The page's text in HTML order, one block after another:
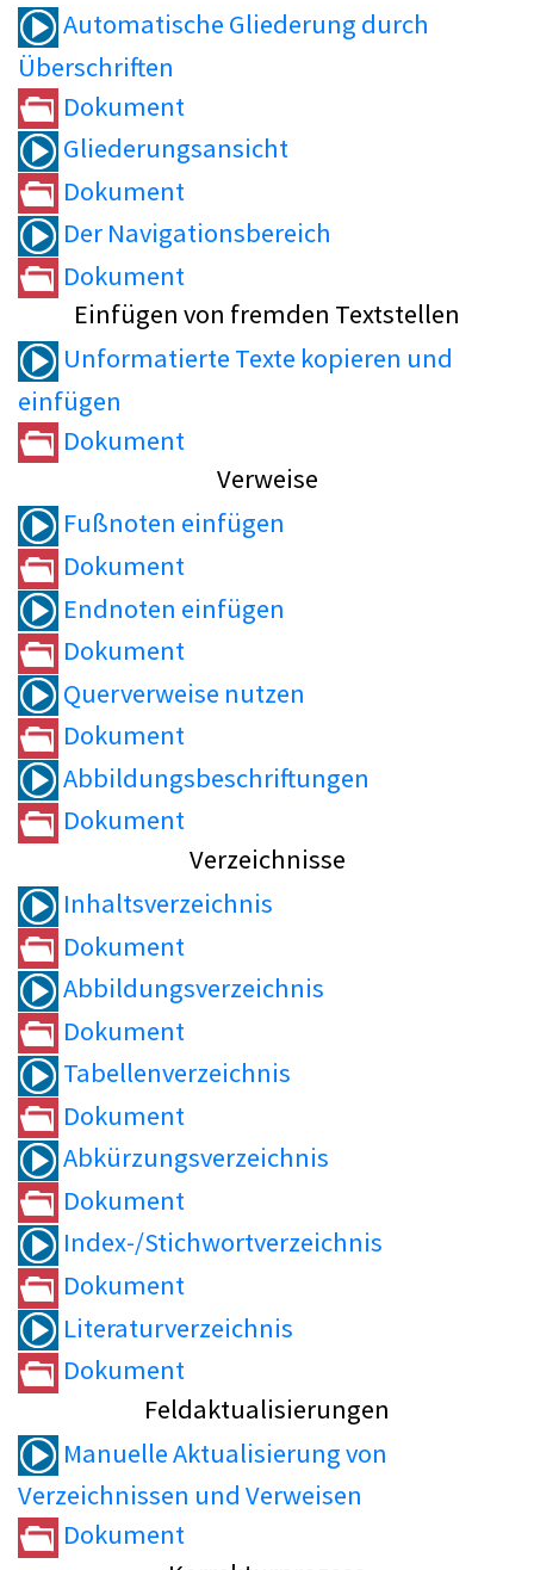
Automatische Gliederung durch
Überschriften
Dokument
Gliederungsansicht
Dokument
Der Navigationsbereich
Dokument
Einfügen von fremden Textstellen
Unformatierte Texte kopieren und
einfügen
Dokument
Verweise
Fußnoten einfügen
Dokument
Endnoten einfügen
Dokument
Querverweise nutzen
Dokument
Abbildungsbeschriftungen
Dokument
Verzeichnisse
Inhaltsverzeichnis
Dokument
Abbildungsverzeichnis
Dokument
Tabellenverzeichnis
Dokument
Abkürzungsverzeichnis
Dokument
Index-/Stichwortverzeichnis
Dokument
Literaturverzeichnis
Dokument
Feldaktualisierungen
Manuelle Aktualisierung von
Verzeichnissen und Verweisen
Dokument